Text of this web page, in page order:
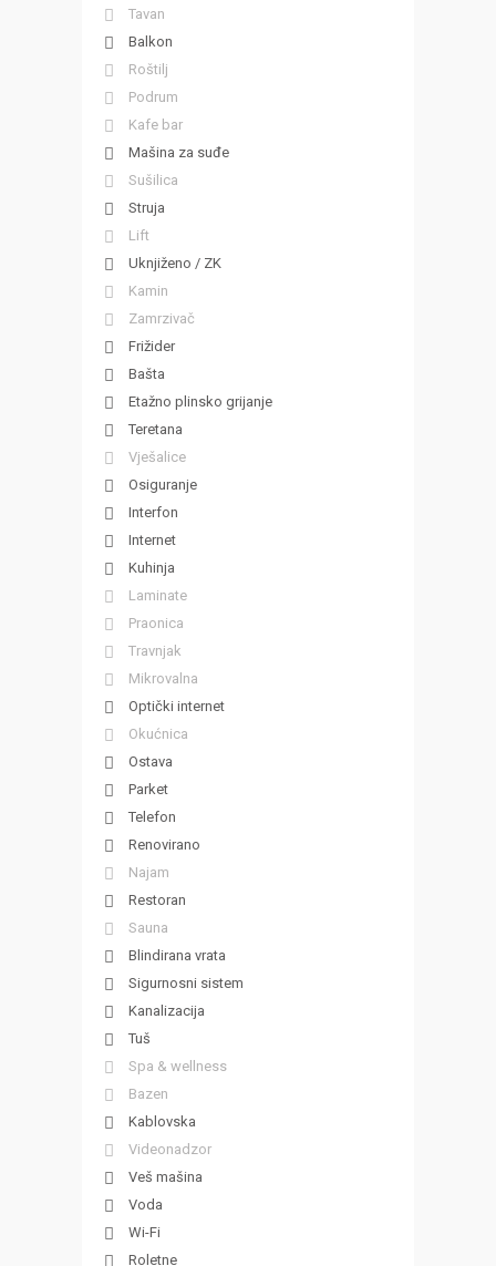
Tavan
Balkon
Roštilj
Podrum
Kafe bar
Mašina za suđe
Sušilica
Struja
Lift
Uknjiženo / ZK
Kamin
Zamrzivač
Frižider
Bašta
Etažno plinsko grijanje
Teretana
Vješalice
Osiguranje
Interfon
Internet
Kuhinja
Laminate
Praonica
Travnjak
Mikrovalna
Optički internet
Okućnica
Ostava
Parket
Telefon
Renovirano
Najam
Restoran
Sauna
Blindirana vrata
Sigurnosni sistem
Kanalizacija
Tuš
Spa & wellness
Bazen
Kablovska
Videonadzor
Veš mašina
Voda
Wi-Fi
Roletne